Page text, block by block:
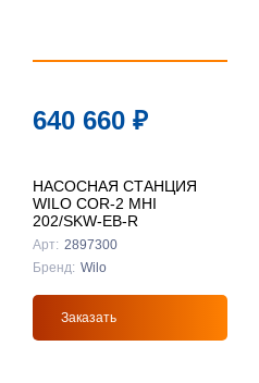
640 660 ₽
НАСОСНАЯ СТАНЦИЯ
WILO COR-2 MHI
202/SKW-EB-R
Арт: 2897300
Бренд: Wilo
Заказать